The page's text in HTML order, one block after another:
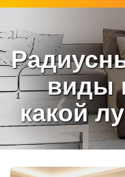
виды
какой